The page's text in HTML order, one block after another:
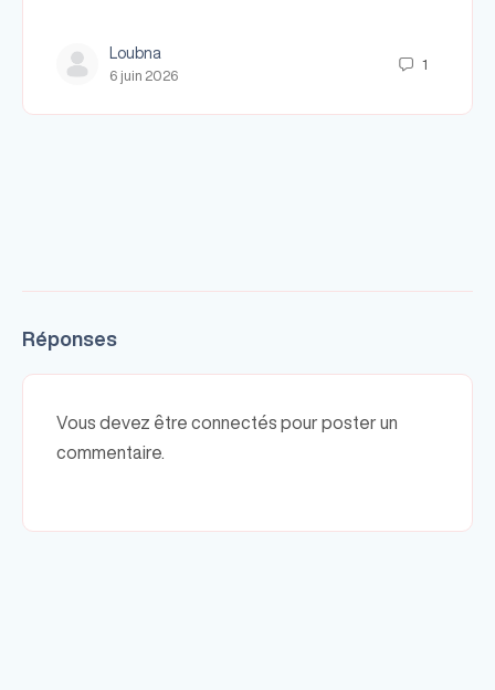
Loubna
6 juin 2026
1
Réponses
Vous devez être connectés pour poster un
commentaire.